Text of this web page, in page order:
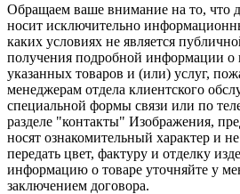
Обращаем ваше внимание на то, что
носит исключительно
каких условиях не является
получения подробной информации о
указанных товаров и (или) услуг,
менеджерам отдела клиентского
специальной формы связи или по
разделе "контакты" Изображения,
носят ознакомительный характер и
передать цвет, фактуру и отделку
информацию о товаре уточняйте у
заключением договора.